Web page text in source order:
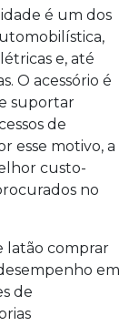
é um dos
e, até
O acessório é
suportar
de
esse motivo, a
custo-
no
latão comprar
em
de